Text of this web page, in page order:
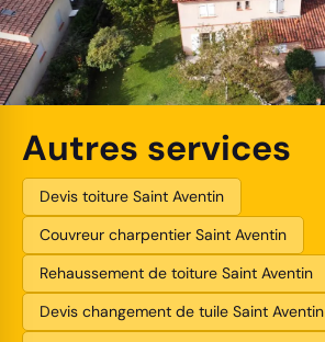
Autres services
Devis toiture Saint Aventin
Couvreur charpentier Saint Aventin
Rehaussement de toiture Saint Aventin
Devis changement de tuile Saint Aventin